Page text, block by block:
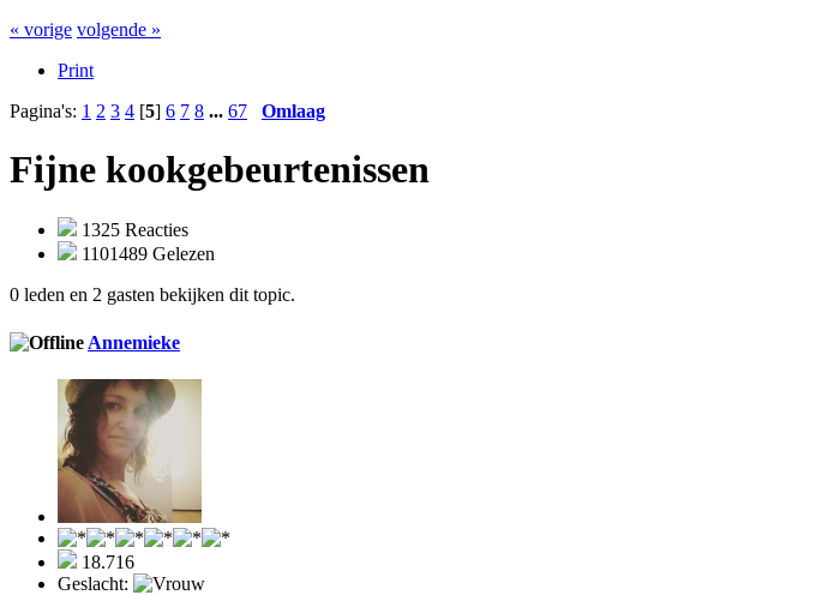
« vorige volgende »
Print
Pagina's: 1 2 3 4 [5] 6 7 8 ... 67 Omlaag
Fijne kookgebeurtenissen
1325 Reacties
1101489 Gelezen
0 leden en 2 gasten bekijken dit topic.
Annemieke
18.716
Geslacht: